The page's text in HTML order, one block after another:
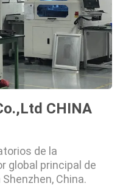
CHINA
de la
global principal de
China.